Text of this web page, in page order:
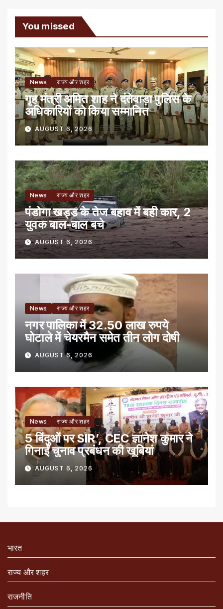
You missed
News राज्य और शहर
गृह मंत्री अमित शाह ने दंतेवाड़ा पुलिस के
अधिकारियों को किया सम्मानित
AUGUST 6, 2026
News राज्य और शहर
पंडोगा खड्ड के तेज बहाव में बही कार, 2
युवक बाल-बाल बचे
AUGUST 6, 2026
News राज्य और शहर
नगर पालिका में 32.50 लाख रुपये
घोटाले में चेयरमैन समेत तीन लोग दोषी
AUGUST 6, 2026
News राज्य और शहर
5 बिंदुओं पर SIR’, CEC ज्ञानेश कुमार ने
गिनाईं चुनाव प्रबंधन की खूबियां
AUGUST 6, 2026
भारत
राज्य और शहर
राजनीति